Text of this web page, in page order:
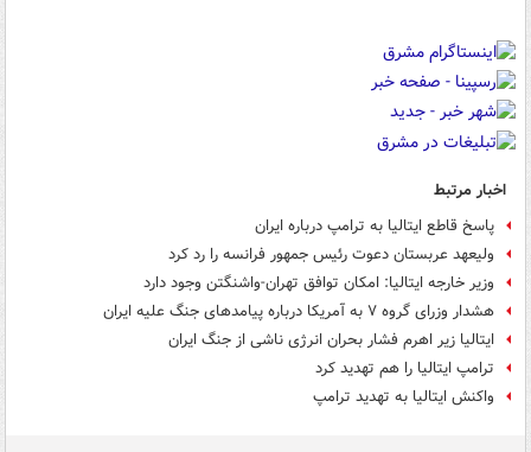
اخبار مرتبط
پاسخ قاطع ایتالیا به ترامپ درباره ایران
ولیعهد عربستان دعوت رئیس جمهور فرانسه را رد کرد
وزیر خارجه ایتالیا: امکان توافق تهران-واشنگتن وجود دارد
هشدار وزرای گروه ۷ به آمریکا درباره پیامدهای جنگ علیه ایران
ایتالیا زیر اهرم فشار بحران انرژی ناشی از جنگ ایران
ترامپ ایتالیا را هم تهدید کرد
واکنش ایتالیا به تهدید ترامپ